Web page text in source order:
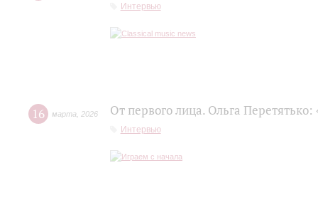
Интервью
16 марта 2026 От первого лица. Ольга Перетятько:
Интервью